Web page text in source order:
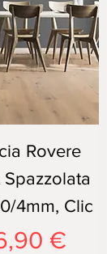
Rovere
Spazzolata
4mm, Clic
€